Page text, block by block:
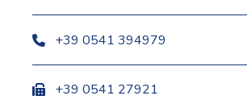
+39 0541 394979
+39 0541 27921